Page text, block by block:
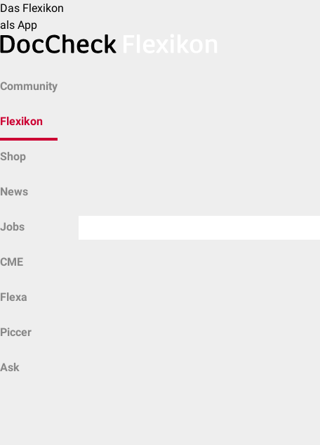
Das Flexikon
als App
Community
Flexikon
Shop
News
Jobs
CME
Flexa
Piccer
Ask